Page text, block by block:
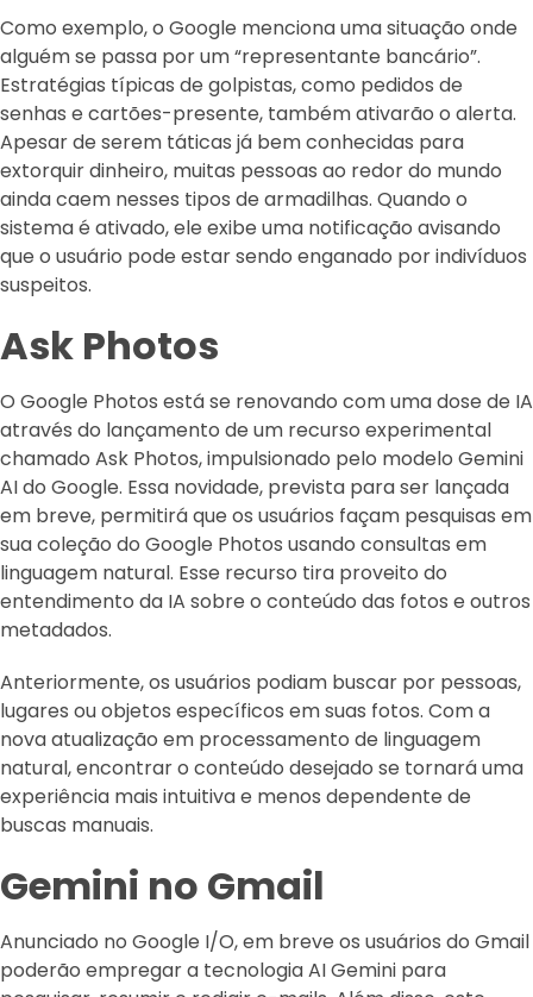
Como exemplo, o Google menciona uma situação onde
alguém se passa por um “representante bancário”.
Estratégias típicas de golpistas, como pedidos de
senhas e cartões-presente, também ativarão o alerta.
Apesar de serem táticas já bem conhecidas para
extorquir dinheiro, muitas pessoas ao redor do mundo
ainda caem nesses tipos de armadilhas. Quando o
sistema é ativado, ele exibe uma notificação avisando
que o usuário pode estar sendo enganado por indivíduos
suspeitos.
Ask Photos
O Google Photos está se renovando com uma dose de IA
através do lançamento de um recurso experimental
chamado Ask Photos, impulsionado pelo modelo Gemini
AI do Google. Essa novidade, prevista para ser lançada
em breve, permitirá que os usuários façam pesquisas em
sua coleção do Google Photos usando consultas em
linguagem natural. Esse recurso tira proveito do
entendimento da IA sobre o conteúdo das fotos e outros
metadados.
Anteriormente, os usuários podiam buscar por pessoas,
lugares ou objetos específicos em suas fotos. Com a
nova atualização em processamento de linguagem
natural, encontrar o conteúdo desejado se tornará uma
experiência mais intuitiva e menos dependente de
buscas manuais.
Gemini no Gmail
Anunciado no Google I/O, em breve os usuários do Gmail
poderão empregar a tecnologia AI Gemini para